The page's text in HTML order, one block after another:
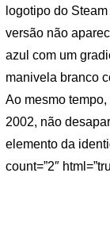
logotipo do
versão não
azul com um
manivela branco
Ao mesmo
2002, não
elemento da
count=”2″